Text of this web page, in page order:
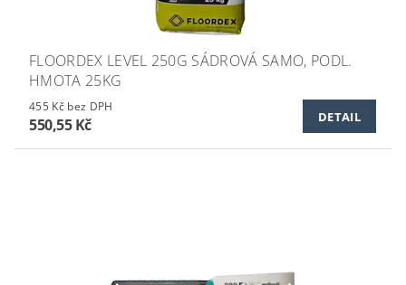
FLOORDEX LEVEL 250G SÁDROVÁ SAMO, PODL.
HMOTA 25KG
455 Kč bez DPH
550,55 Kč DETAIL